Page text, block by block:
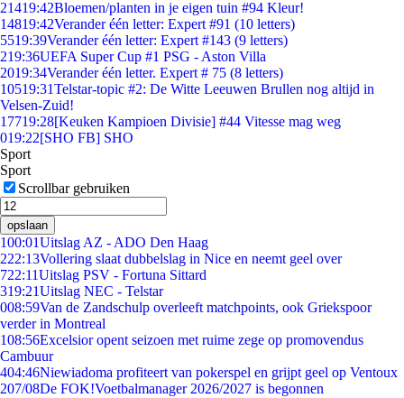
21419:42Bloemen/planten in je eigen tuin #94 Kleur!
14819:42Verander één letter: Expert #91 (10 letters)
5519:39Verander één letter: Expert #143 (9 letters)
219:36UEFA Super Cup #1 PSG - Aston Villa
2019:34Verander één letter. Expert # 75 (8 letters)
10519:31Telstar-topic #2: De Witte Leeuwen Brullen nog altijd in
Velsen-Zuid!
17719:28[Keuken Kampioen Divisie] #44 Vitesse mag weg
019:22[SHO FB] SHO
Sport
Sport
Scrollbar gebruiken
opslaan
100:01Uitslag AZ - ADO Den Haag
222:13Vollering slaat dubbelslag in Nice en neemt geel over
722:11Uitslag PSV - Fortuna Sittard
319:21Uitslag NEC - Telstar
008:59Van de Zandschulp overleeft matchpoints, ook Griekspoor
verder in Montreal
108:56Excelsior opent seizoen met ruime zege op promovendus
Cambuur
404:46Niewiadoma profiteert van pokerspel en grijpt geel op Ventoux
207/08De FOK!Voetbalmanager 2026/2027 is begonnen